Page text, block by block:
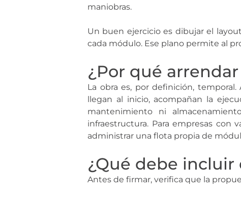
maniobras.
Un buen ejercicio es dibujar el
cada módulo. Ese plano permite al
¿Por qué
La obra es, por definición,
llegan al inicio, acompañan la
mantenimiento ni
infraestructura. Para empresas con
administrar una flota propia de
¿Qué debe
Antes de firmar, verifica que la